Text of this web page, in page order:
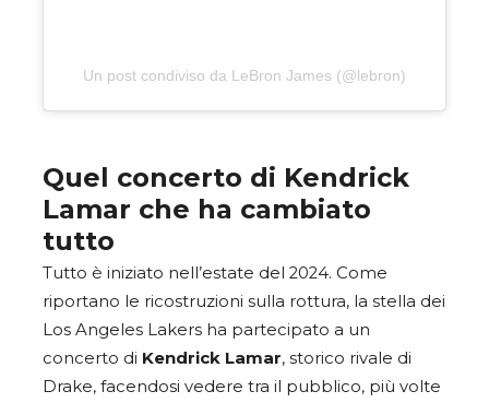
Un post condiviso da LeBron James (@lebron)
Quel concerto di Kendrick
Lamar che ha cambiato
tutto
Tutto è iniziato nell’estate del 2024. Come
riportano le ricostruzioni sulla rottura, la stella dei
Los Angeles Lakers ha partecipato a un
concerto di Kendrick Lamar, storico rivale di
Drake, facendosi vedere tra il pubblico, più volte